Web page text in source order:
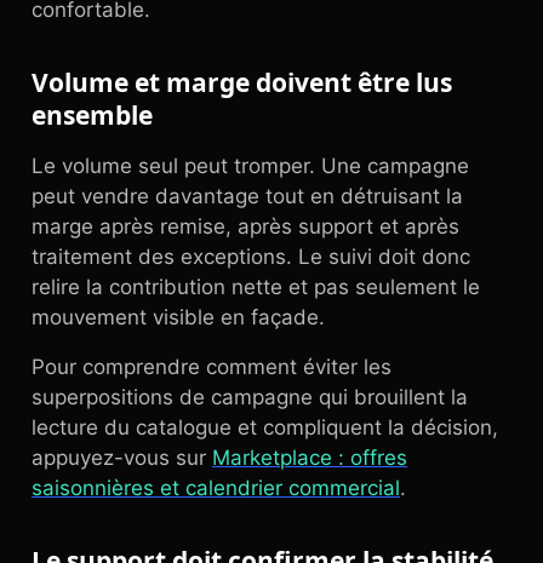
confortable.
Volume et marge doivent être lus
ensemble
Le volume seul peut tromper. Une campagne
peut vendre davantage tout en détruisant la
marge après remise, après support et après
traitement des exceptions. Le suivi doit donc
relire la contribution nette et pas seulement le
mouvement visible en façade.
Pour comprendre comment éviter les
superpositions de campagne qui brouillent la
lecture du catalogue et compliquent la décision,
appuyez-vous sur Marketplace : offres
saisonnières et calendrier commercial.